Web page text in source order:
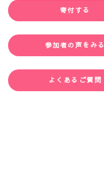
寄付する
参加者の声をみる
よくあるご質問